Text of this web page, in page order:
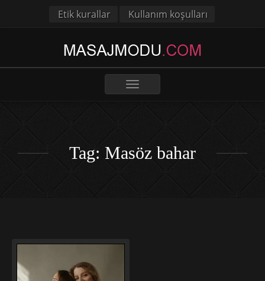
Etik kurallar Kullanım koşulları
Toggle
Tag: Masöz bahar